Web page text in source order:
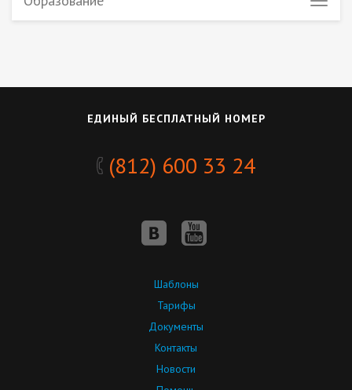
ЕДИНЫЙ БЕСПЛАТНЫЙ НОМЕР
(812) 600 33 24
Шаблоны
Тарифы
Документы
Контакты
Новости